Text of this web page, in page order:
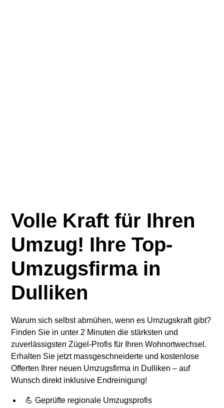
Volle Kraft für Ihren
Umzug! Ihre Top-
Umzugsfirma in
Dulliken
Warum sich selbst abmühen, wenn es Umzugskraft gibt?
Finden Sie in unter 2 Minuten die stärksten und
zuverlässigsten Zügel-Profis für Ihren Wohnortwechsel.
Erhalten Sie jetzt massgeschneiderte und kostenlose
Offerten Ihrer neuen Umzugsfirma in Dulliken – auf
Wunsch direkt inklusive Endreinigung!
💪 Geprüfte regionale Umzugsprofis